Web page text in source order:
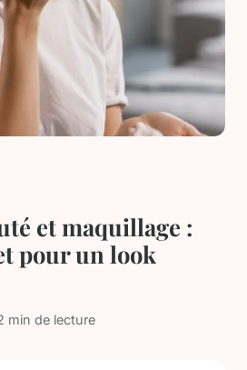
et maquillage :
pour un look
min de lecture